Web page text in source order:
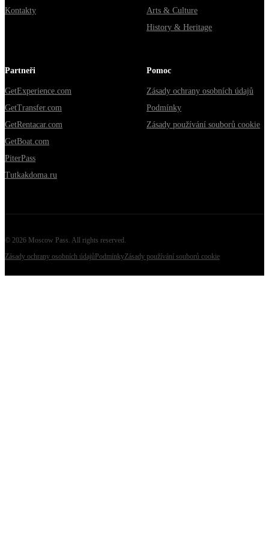
Kontakty
Arts & Culture
History & Heritage
Partneři
GetExperience.com
GetTransfer.com
GetRentacar.com
GetBoat.com
PiterPass
Tutkakdoma.ru
Pomoc
Zásady ochrany osobních údajů
Podmínky
Zásady používání souborů cookie
© 2026 Moscow Pass . All rights reserved.
Zásady ochrany osobních údajůPodmínkyZásady používání souborů cookie